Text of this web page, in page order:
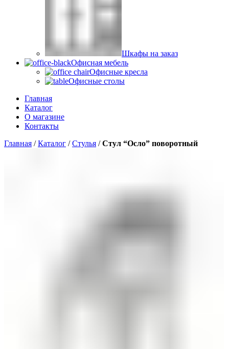
Шкафы на заказ
Офисная мебель
Офисные кресла
Офисные столы
Главная
Каталог
О магазине
Контакты
Главная /Каталог /Стулья /Стул “Осло” поворотный